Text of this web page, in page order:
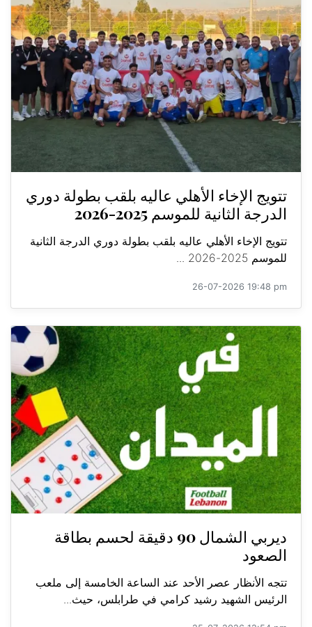
تتويج الإخاء الأهلي عاليه بلقب بطولة دوري
الدرجة الثانية للموسم 2025-2026
تتويج الإخاء الأهلي عاليه بلقب بطولة دوري الدرجة الثانية
للموسم 2025-2026 ...
26-07-2026 19:48 pm
ديربي الشمال 90 دقيقة لحسم بطاقة
الصعود
تتجه الأنظار عصر الأحد عند الساعة الخامسة إلى ملعب
الرئيس الشهيد رشيد كرامي في طرابلس، حيث...